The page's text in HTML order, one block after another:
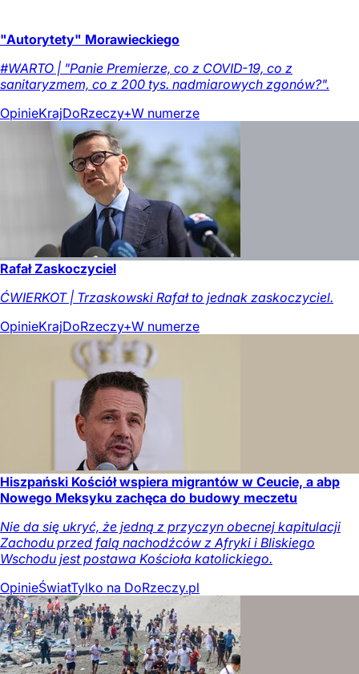
"Autorytety" Morawieckiego
#WARTO | "Panie Premierze, co z COVID-19, co z
sanitaryzmem, co z 200 tys. nadmiarowych zgonów?".
OpinieKrajDoRzeczy+W numerze
Rafał Zaskoczyciel
ĆWIERKOT | Trzaskowski Rafał to jednak zaskoczyciel.
OpinieKrajDoRzeczy+W numerze
Hiszpański Kościół wspiera migrantów w Ceucie, a abp
Nowego Meksyku zachęca do budowy meczetu
Nie da się ukryć, że jedną z przyczyn obecnej kapitulacji
Zachodu przed falą nachodźców z Afryki i Bliskiego
Wschodu jest postawa Kościoła katolickiego.
OpinieŚwiatTylko na DoRzeczy.pl